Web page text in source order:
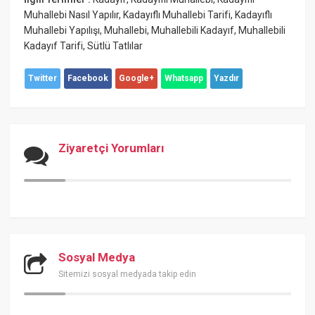
Muhallebi Nasıl Yapılır, Kadayıflı Muhallebi Tarifi, Kadayıflı
Muhallebi Yapılışı, Muhallebi, Muhallebili Kadayıf, Muhallebili
Kadayıf Tarifi,Sütlü Tatlılar
Twitter Facebook Google+ Whatsapp Yazdır
Ziyaretçi Yorumları
Sosyal Medya
Sitemizi sosyal medyada takip edin